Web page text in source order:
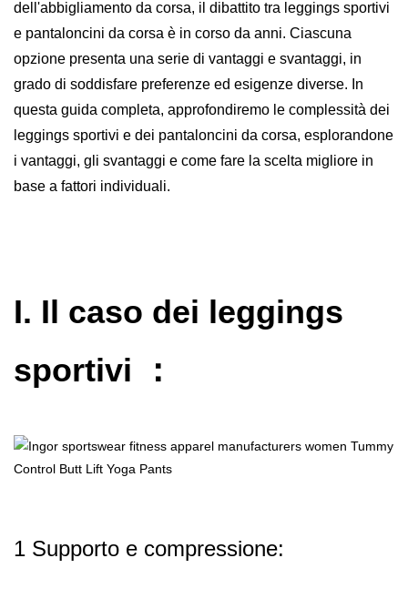
dell'abbigliamento da corsa, il dibattito tra leggings sportivi
e pantaloncini da corsa è in corso da anni. Ciascuna
opzione presenta una serie di vantaggi e svantaggi, in
grado di soddisfare preferenze ed esigenze diverse. In
questa guida completa, approfondiremo le complessità dei
leggings sportivi e dei pantaloncini da corsa, esplorandone
i vantaggi, gli svantaggi e come fare la scelta migliore in
base a fattori individuali.
I. Il caso dei leggings
sportivi
：
1 Supporto e compressione: